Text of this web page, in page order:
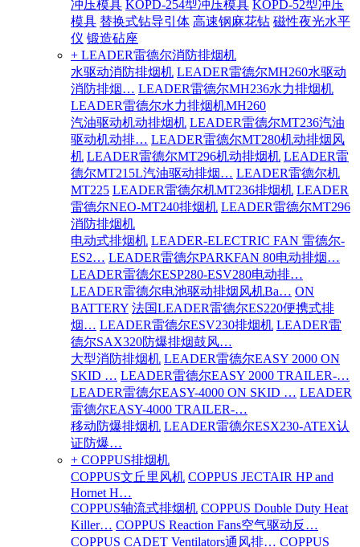
冲压模具 KOPD-254型冲压模具 KOPD-52型冲压
模具 替换式钻导引体 高速钢麻花钻 磁性夜光水平
仪 锻造砧座
+ LEADER雷德尔消防排烟机
水驱动消防排烟机 LEADER雷德尔MH260水驱动
消防排烟… LEADER雷德尔MH236水力排烟机
LEADER雷德尔水力排烟机MH260
汽油驱动机动排烟机 LEADER雷德尔MT236汽油
驱动机动排… LEADER雷德尔MT280机动排烟风
机 LEADER雷德尔MT296机动排烟机 LEADER雷
德尔MT215L汽油驱动排烟… LEADER雷德尔机
MT225 LEADER雷德尔机MT236排烟机 LEADER
雷德尔NEO-MT240排烟机 LEADER雷德尔MT296
消防排烟机
电动式排烟机 LEADER-ELECTRIC FAN 雷德尔-
ES2… LEADER雷德尔PARKFAN 80电动排烟…
LEADER雷德尔ESP280-ESV280电动排…
LEADER雷德尔电池驱动排烟风机Ba… ON
BATTERY 法国LEADER雷德尔ES220便携式排
烟… LEADER雷德尔ESV230排烟机 LEADER雷
德尔SAX320防爆排烟鼓风…
大型消防排烟机 LEADER雷德尔EASY 2000 ON
SKID … LEADER雷德尔EASY 2000 TRAILER-…
LEADER雷德尔EASY-4000 ON SKID … LEADER
雷德尔EASY-4000 TRAILER-…
移动防爆排烟机 LEADER雷德尔ESX230-ATEX认
证防爆…
+ COPPUS排烟机
COPPUS文丘里风机 COPPUS JECTAIR HP and
Hornet H…
COPPUS轴流式排烟机 COPPUS Double Duty Heat
Killer… COPPUS Reaction Fans空气驱动反…
COPPUS CADET Ventilators通风排… COPPUS